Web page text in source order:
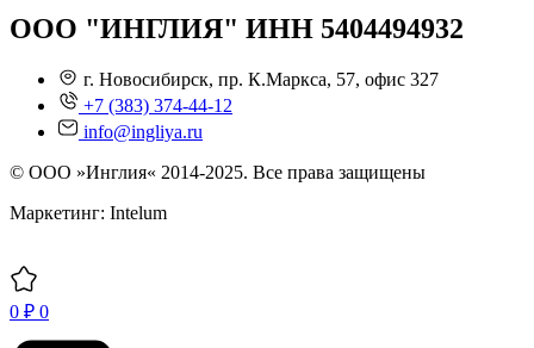
ООО "ИНГЛИЯ" ИНН 5404494932
г. Новосибирск, пр. К.Маркса, 57, офис 327
+7 (383) 374-44-12
info@ingliya.ru
© ООО »Инглия« 2014-2025. Все права защищены
Маркетинг: Intelum
0 ₽ 0